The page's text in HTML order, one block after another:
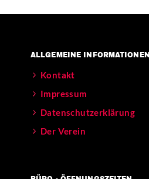
ALLGEMEINE INFORMATIONEN
Kontakt
Impressum
Datenschutzerklärung
Der Verein